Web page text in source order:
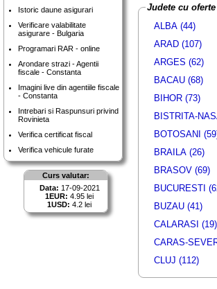
Istoric daune asigurari
Verificare valabilitate
asigurare - Bulgaria
Programari RAR - online
Arondare strazi - Agentii
fiscale - Constanta
Imagini live din agentiile fiscale
- Constanta
Intrebari si Raspunsuri privind
Rovinieta
Verifica certificat fiscal
Verifica vehicule furate
Curs valutar:
Data: 17-09-2021
1EUR: 4.95 lei
1USD: 4.2 lei
Judete cu oferte
ALBA (44)
ARAD (107)
ARGES (62)
BACAU (68)
BIHOR (73)
BISTRITA-
BOTOSANI
BRAILA (26)
BRASOV (69)
BUCURESTI
BUZAU (41)
CALARASI (19)
CARAS-
CLUJ (112)